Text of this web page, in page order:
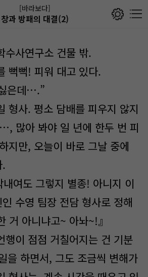
[바라보다]
창과 방패의 대결(2)
수사연구소 건물 밖.
뻑뻑! 피워 대고 있다.
은데….”
형사. 평소 담배를 피우지 않지
많아 봐야 일 년에 한두 번 피
지만, 오늘이 바로 그날 중에
.
내여도 그렇지 별종! 아니지 이
수영 팀장 전담 형사로 정해
아니냐고~ 아놔~!』
행이 점점 거칠어지는 건 기분
을 하면서, 그도 조금씩 변해가